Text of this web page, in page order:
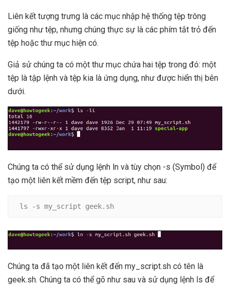
Liên kết tượng trưng là các mục nhập hệ thống tệp trông
giống như tệp, nhưng chúng thực sự là các phím tắt trỏ đến
tệp hoặc thư mục hiện có.
Giả sử chúng ta có một thư mục chứa hai tệp trong đó: một
tệp là tập lệnh và tệp kia là ứng dụng, như được hiển thị bên
dưới.
Chúng ta có thể sử dụng lệnh ln và tùy chọn -s (Symbol) để
tạo một liên kết mềm đến tệp script, như sau:
ls -s my_script geek.sh
Chúng ta đã tạo một liên kết đến my_script.sh có tên là
geek.sh. Chúng ta có thể gõ như sau và sử dụng lệnh ls để